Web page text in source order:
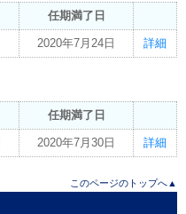
任期満了日
2020年7月24日 詳細
任期満了日
2020年7月30日 詳細
このページのトップへ▲